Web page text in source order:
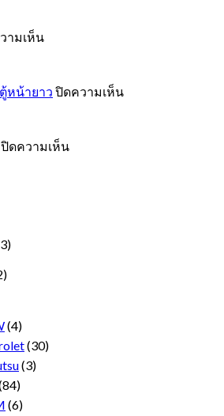
ามเห็นบน
หน้ายาว ปิดความเห็นบน
ปิดความเห็นบน
(4)
(30)
(3)
(6)